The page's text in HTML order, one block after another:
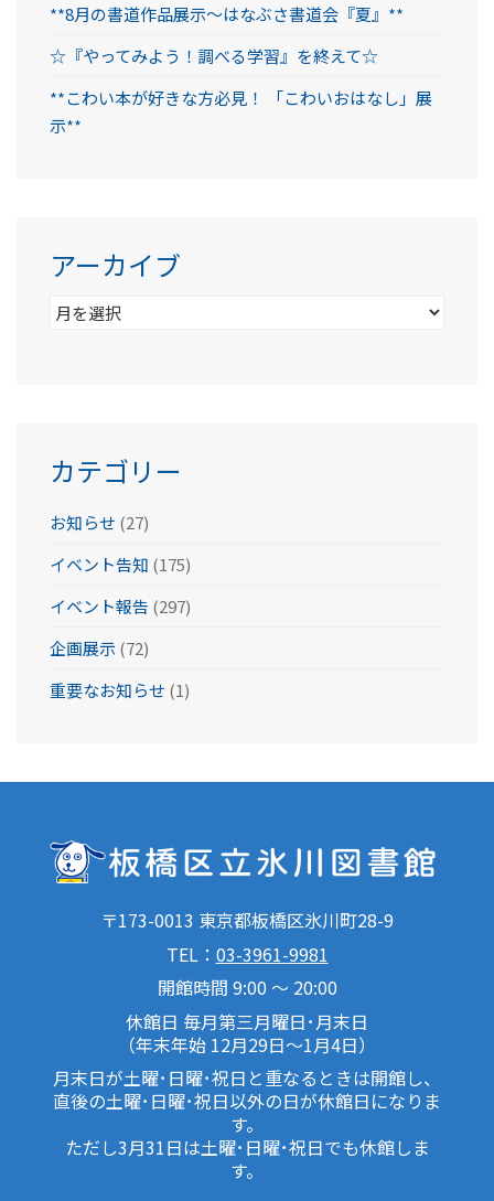
**8月の書道作品展示～はなぶさ書道会『夏』**
☆『やってみよう！調べる学習』を終えて☆
**こわい本が好きな方必見！ 「こわいおはなし」展
示**
アーカイブ
ア
カテゴリー
お知らせ (27)
イベント告知 (175)
イベント報告 (297)
企画展示(72)
重要なお知らせ (1)
〒173-0013 東京都板橋区氷川町28-9
TEL： 03-3961-9981
開館時間 9:00 ～ 20:00
休館日 毎月第三月曜日･月末日
（年末年始 12月29日～1月4日）
月末日が土曜･日曜･祝日と重なるときは開館し、
直後の土曜･日曜･祝日以外の日が休館日になりま
す。
ただし3月31日は土曜･日曜･祝日でも休館しま
す。